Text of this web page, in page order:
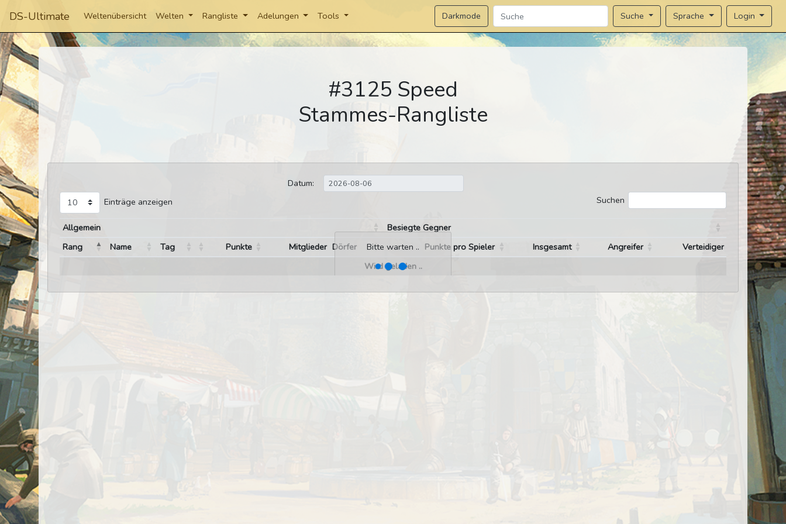
DS-Ultimate Weltenübersicht Welten Rangliste Adelungen Tools Darkmode Suche Sprache Login
#3125 Speed
Stammes-Rangliste
Datum:
Einträge anzeigen
Suchen
Bitte warten ..
Allgemein
Besiegte Gegner
Rang
Name Tag Punkte Mitglieder Dörfer Punkte pro Spieler Insgesamt Angreifer
Verteidiger
Wird geladen ..